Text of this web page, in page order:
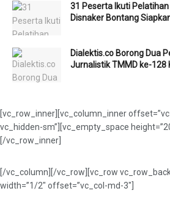
31 Peserta Ikuti
Disnaker Bontang
Dialektis.co Borong Dua
Jurnalistik TMMD ke-128
[vc_row_inner][vc_column_inner
vc_hidden-sm”][vc_empty_space
[/vc_row_inner]
[/vc_column][/vc_row][vc_row
width=”1/2″ offset=”vc_col-md-3″]